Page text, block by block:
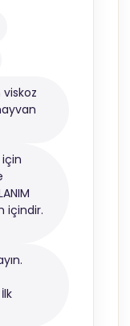
için
içindir.